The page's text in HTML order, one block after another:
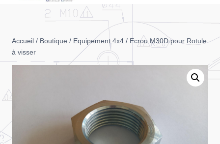
Accueil / Boutique / Equipement 4x4 / Ecrou M30D pour Rotule
à visser